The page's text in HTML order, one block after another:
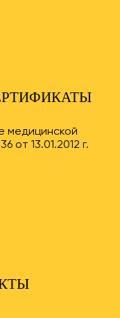
медицинской
от 13.01.2012 г.